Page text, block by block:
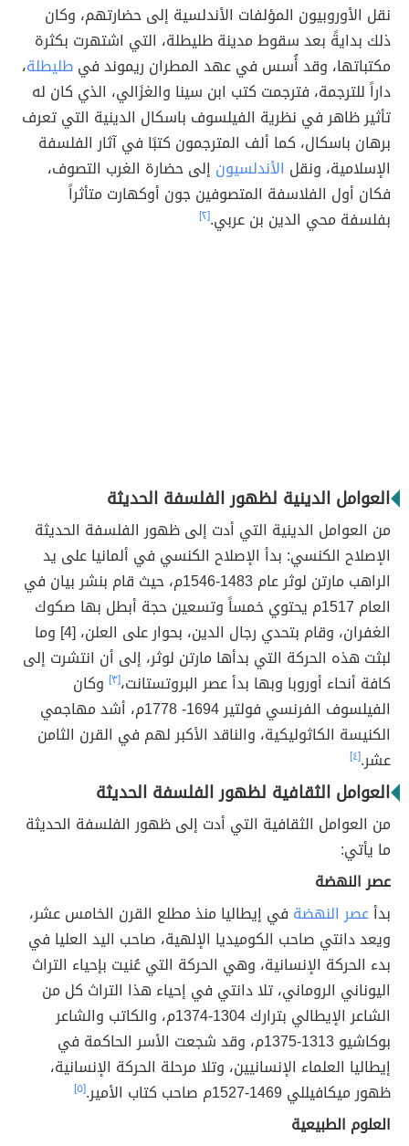
نقل الأوروبيون المؤلفات الأندلسية إلى حضارتهم، وكان
ذلك بدايةً بعد سقوط مدينة طليطلة، التي اشتهرت بكثرة
مكتباتها، وقد أُسس في عهد المطران ريموند فيطليطلة،
داراً للترجمة، فترجمت كتب ابن سينا والغزَالي، الذي كان له
تأثير ظاهر في نظرية الفيلسوف باسكال الدينية التي تعرف
برهان باسكال، كما ألف المترجمون كتبًا في آثار الفلسفة
الإسلامية، ونقل الأندلسيون إلى حضارة الغرب التصوف،
فكان أول الفلاسفة المتصوفين جون أوكهارت متأثراً
بفلسفة محي الدين بن عربي.[٢]
العوامل الدينية لظهور الفلسفة الحديثة
من العوامل الدينية التي أدت إلى ظهور الفلسفة الحديثة
الإصلاح الكنسي: بدأ الإصلاح الكنسي في ألمانيا على يد
الراهب مارتن لوثر عام 1483-1546م، حيث قام بنشر بيان في
العام 1517م يحتوي خمساً وتسعين حجة أبطل بها صكوك
الغفران، وقام بتحدي رجال الدين، بحوار على العلن، [4] وما
لبثت هذه الحركة التي بدأها مارتن لوثر، إلى أن انتشرت إلى
كافة أنحاء أوروبا وبها بدأ عصر البروتستانت،[٣]
وكان
الفيلسوف الفرنسي فولتير 1694- 1778م، أشد مهاجمي
الكنيسة الكاثوليكية، والناقد الأكبر لهم في القرن الثامن
عشر.[٤]
العوامل الثقافية لظهور الفلسفة الحديثة
من العوامل الثقافية التي أدت إلى ظهور الفلسفة الحديثة
ما يأتي:
عصر النهضة
بدأعصر النهضة في إيطاليا منذ مطلع القرن الخامس عشر،
ويعد دانتي صاحب الكوميديا الإلهية، صاحب اليد العليا في
بدء الحركة الإنسانية، وهي الحركة التي عُنيت بإحياء التراث
اليوناني الروماني، تلا دانتي في إحياء هذا التراث كل من
الشاعر الإيطالي بترارك 1304-1374م، والكاتب والشاعر
بوكاشيو 1313-1375م، وقد شجعت الأسر الحاكمة في
إيطاليا العلماء الإنسانيين، وتلا مرحلة الحركة الإنسانية،
ظهور ميكافيللي 1469-1527م صاحب كتاب الأمير.
[٥]
العلوم الطبيعية